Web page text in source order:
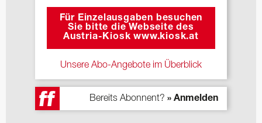
Für Einzelausgaben besuchen
Sie bitte die Webseite des
Austria-Kiosk www.kiosk.at
Unsere Abo-Angebote im Überblick
Bereits Abonnent? » Anmelden